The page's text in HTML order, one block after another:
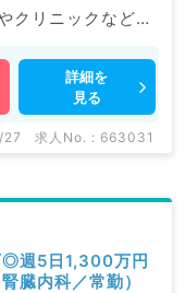
情報以外にも産
す。 求人内容の
詳細を
見る
27 求人No. : 663031
◎週5日1,300万円
臓内科／常勤）